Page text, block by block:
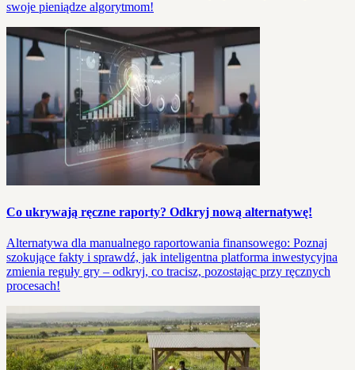
swoje pieniądze algorytmom!
Co ukrywają ręczne raporty? Odkryj nową alternatywę!
Alternatywa dla manualnego raportowania finansowego: Poznaj
szokujące fakty i sprawdź, jak inteligentna platforma inwestycyjna
zmienia reguły gry – odkryj, co tracisz, pozostając przy ręcznych
procesach!